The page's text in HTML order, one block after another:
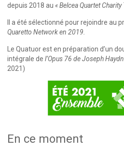
depuis 2018 au « Belcea Quartet Charity
Il a été sélectionné pour rejoindre au
Quaretto Network en 2019.
Le Quatuor est en préparation d’un
intégrale de l’Opus 76 de Joseph Haydn
2021)
En ce moment